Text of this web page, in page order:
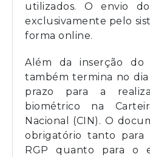
utilizados. O envio
exclusivamente pelo
forma online.
Além da inserção do
também termina no
prazo para a
biométrico na
Nacional (CIN). O
obrigatório tanto para
RGP quanto para o